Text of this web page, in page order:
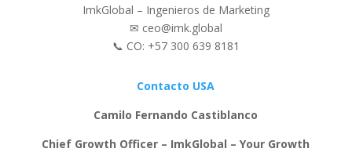
ImkGlobal – Ingenieros de Marketing
✉ ceo@imk.global
📞 CO: +57 300 639 8181
Contacto USA
Camilo Fernando Castiblanco
Chief Growth Officer – ImkGlobal – Your Growth